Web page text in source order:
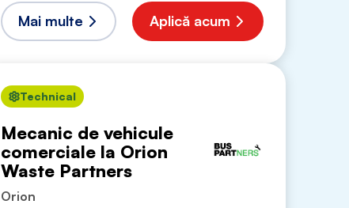
Mai multe Aplică acum
Technical
Mecanic de vehicule
comerciale la Orion
Waste Partners
Orion